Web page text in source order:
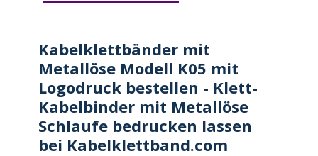
Kabelklettbänder mit
Metallöse Modell K05 mit
Logodruck bestellen - Klett-
Kabelbinder mit Metallöse
Schlaufe bedrucken lassen
bei Kabelklettband.com